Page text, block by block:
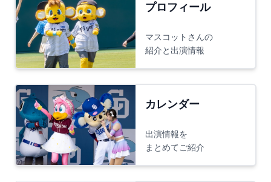
プロフィール
マスコットさんの
紹介と出演情報
カレンダー
出演情報を
まとめてご紹介